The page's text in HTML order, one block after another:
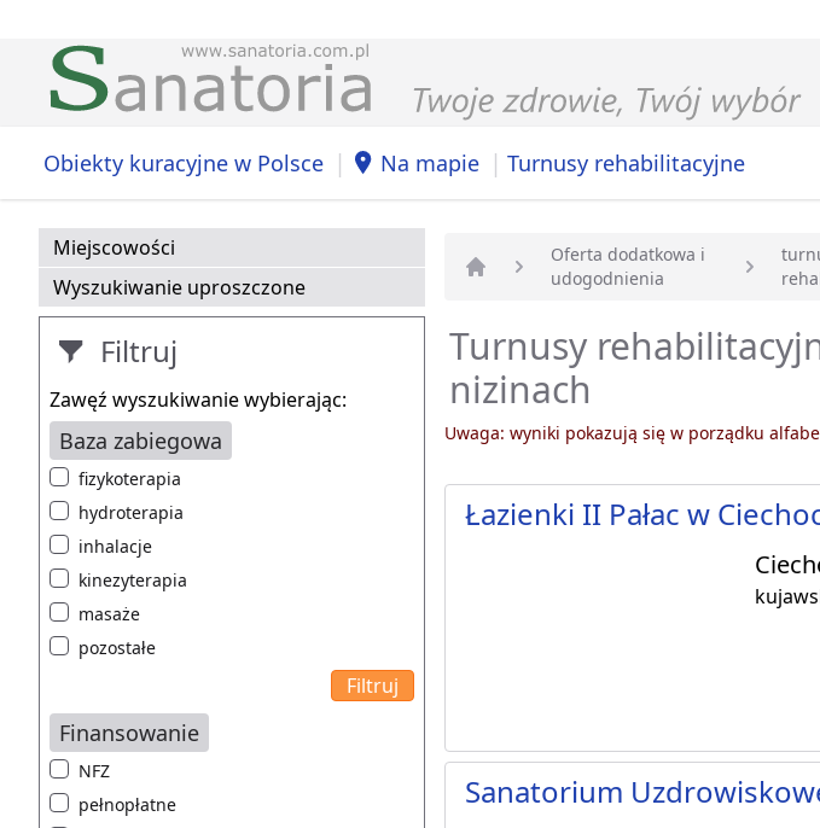
Obiekty kuracyjne w Polsce | Na mapie | Turnusy rehabilitacyjne
Miejscowości
Wyszukiwanie uproszczone
Filtruj
Zawęź wyszukiwanie wybierając:
Baza zabiegowa
fizykoterapia
hydroterapia
inhalacje
kinezyterapia
masaże
pozostałe
Finansowanie
NFZ
pełnopłatne
Strona główna
Oferta dodatkowa i
udogodnienia
Turnusy
nizinach
Uwaga: wyniki pokazują się w porządku
Łazienki II Pałac w
Sanatorium